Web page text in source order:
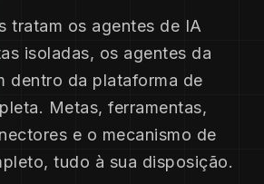
tratam os agentes de IA
isoladas, os agentes da
dentro da plataforma de
Metas, ferramentas,
e o mecanismo de
tudo à sua disposição.